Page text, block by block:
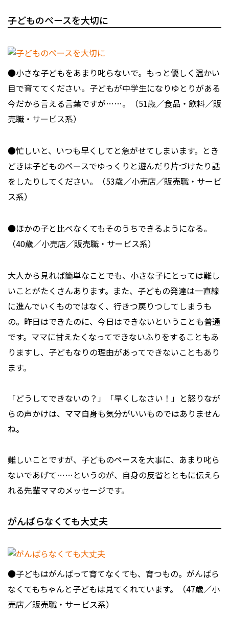
子どものペースを大切に
●小さな子どもをあまり叱らないで。もっと優しく温かい
目で育ててください。子どもが中学生になりゆとりがある
今だから言える言葉ですが……。（51歳／食品・飲料／販
売職・サービス系）
●忙しいと、いつも早くしてと急がせてしまいます。とき
どきは子どものペースでゆっくりと遊んだり片づけたり話
をしたりしてください。（53歳／小売店／販売職・サービ
ス系）
●ほかの子と比べなくてもそのうちできるようになる。
（40歳／小売店／販売職・サービス系）
大人から見れば簡単なことでも、小さな子にとっては難し
いことがたくさんあります。また、子どもの発達は一直線
に進んでいくものではなく、行きつ戻りつしてしまうも
の。昨日はできたのに、今日はできないということも普通
です。ママに甘えたくなってできないふりをすることもあ
りますし、子どもなりの理由があってできないこともあり
ます。
「どうしてできないの？」「早くしなさい！」と怒りなが
らの声かけは、ママ自身も気分がいいものではありません
ね。
難しいことですが、子どものペースを大事に、あまり叱ら
ないであげて……というのが、自身の反省とともに伝えら
れる先輩ママのメッセージです。
がんばらなくても大丈夫
●子どもはがんばって育てなくても、育つもの。がんばら
なくてもちゃんと子どもは見てくれています。（47歳／小
売店／販売職・サービス系）